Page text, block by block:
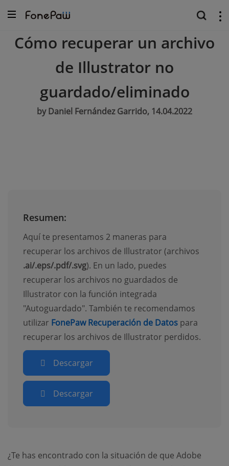
Cómo recuperar un archivo
de Illustrator no
guardado/eliminado
by Daniel Fernández Garrido, 14.04.2022
Resumen:
Aquí te presentamos 2 maneras para
recuperar los archivos de Illustrator (archivos
.ai/.eps/.pdf/.svg). En un lado, puedes
recuperar los archivos no guardados de
Illustrator con la función integrada
"Autoguardado". También te recomendamos
utilizar FonePaw Recuperación de Datos para
recuperar los archivos de Illustrator perdidos.
Descargar
Descargar
¿Te has encontrado con la situación de que Adobe